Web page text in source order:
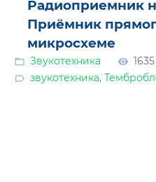
Радиоприемник
Приёмник
микросхеме
Звукотехника 1635
звукотехника,